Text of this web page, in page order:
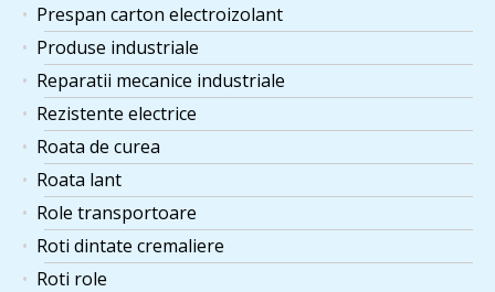
Prespan carton electroizolant
Produse industriale
Reparatii mecanice industriale
Rezistente electrice
Roata de curea
Roata lant
Role transportoare
Roti dintate cremaliere
Roti role